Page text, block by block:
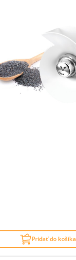
Pridať do košíka